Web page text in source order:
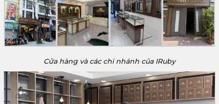
Cửa hàng và các chi nhánh của IRuby